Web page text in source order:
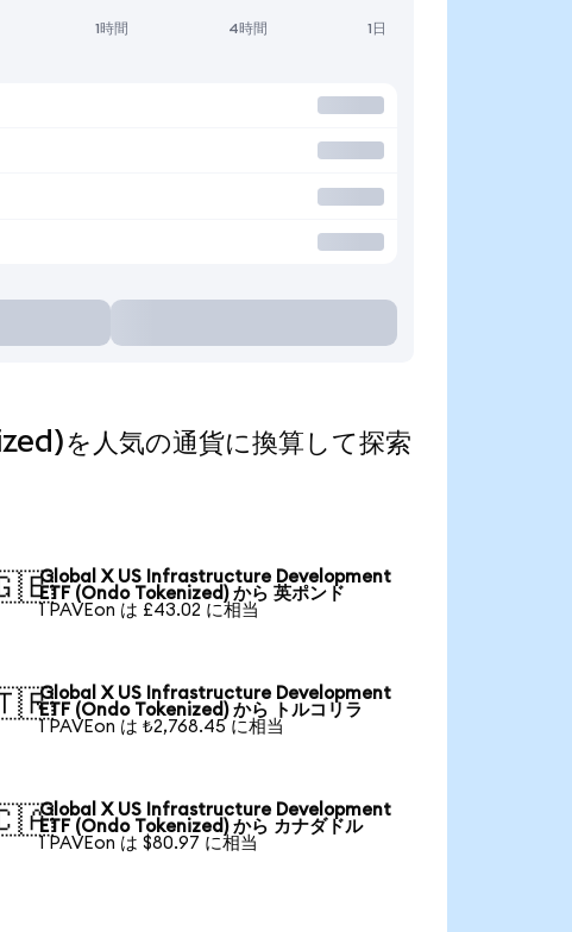
1時間 4時間 1日
人気の通貨に換算して探索
Global X US Infrastructure Development
ETF (Ondo Tokenized) から 英ポンド
1 PAVEon は £43.02 に相当
Global X US Infrastructure Development
ETF (Ondo Tokenized) から トルコリラ
1 PAVEon は ₺2,768.45 に相当
Global X US Infrastructure Development
ETF (Ondo Tokenized) から カナダドル
1 PAVEon は $80.97 に相当